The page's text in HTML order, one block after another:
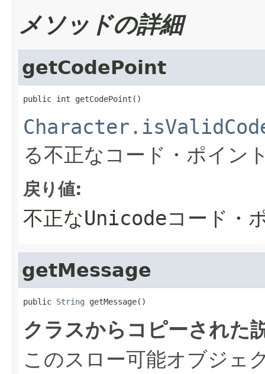
メソッドの詳細
getCodePoint
public int getCodePoint()
る不正なコード・ポイン
戻り値:
不正なUnicodeコード・
getMessage
public String getMessage()
クラスからコピーされた
このスロー可能オブジェ